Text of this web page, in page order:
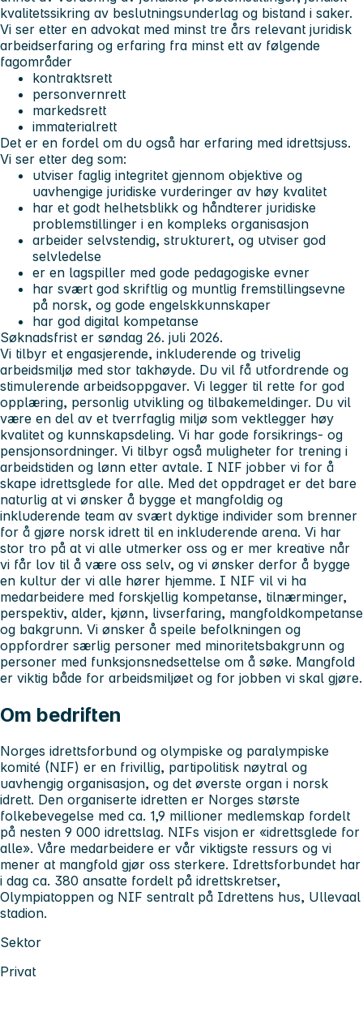
kvalitetssikring av beslutningsunderlag og bistand i saker.
Vi ser etter en advokat med minst tre års relevant juridisk
arbeidserfaring og erfaring fra minst ett av følgende
fagområder
kontraktsrett
personvernrett
markedsrett
immaterialrett
Det er en fordel om du også har erfaring med idrettsjuss.
Vi ser etter deg som:
utviser faglig integritet gjennom objektive og
uavhengige juridiske vurderinger av høy kvalitet
har et godt helhetsblikk og håndterer juridiske
problemstillinger i en kompleks organisasjon
arbeider selvstendig, strukturert, og utviser god
selvledelse
er en lagspiller med gode pedagogiske evner
har svært god skriftlig og muntlig fremstillingsevne
på norsk, og gode engelskkunnskaper
har god digital kompetanse
Søknadsfrist er søndag 26. juli 2026.
Vi tilbyr et engasjerende, inkluderende og trivelig
arbeidsmiljø med stor takhøyde. Du vil få utfordrende og
stimulerende arbeidsoppgaver. Vi legger til rette for god
opplæring, personlig utvikling og tilbakemeldinger. Du vil
være en del av et tverrfaglig miljø som vektlegger høy
kvalitet og kunnskapsdeling. Vi har gode forsikrings- og
pensjonsordninger. Vi tilbyr også muligheter for trening i
arbeidstiden og lønn etter avtale. I NIF jobber vi for å
skape idrettsglede for alle. Med det oppdraget er det bare
naturlig at vi ønsker å bygge et mangfoldig og
inkluderende team av svært dyktige individer som brenner
for å gjøre norsk idrett til en inkluderende arena. Vi har
stor tro på at vi alle utmerker oss og er mer kreative når
vi får lov til å være oss selv, og vi ønsker derfor å bygge
en kultur der vi alle hører hjemme. I NIF vil vi ha
medarbeidere med forskjellig kompetanse, tilnærminger,
perspektiv, alder, kjønn, livserfaring, mangfoldkompetanse
og bakgrunn. Vi ønsker å speile befolkningen og
oppfordrer særlig personer med minoritetsbakgrunn og
personer med funksjonsnedsettelse om å søke. Mangfold
er viktig både for arbeidsmiljøet og for jobben vi skal gjøre.
Om bedriften
Norges idrettsforbund og olympiske og paralympiske
komité (NIF) er en frivillig, partipolitisk nøytral og
uavhengig organisasjon, og det øverste organ i norsk
idrett. Den organiserte idretten er Norges største
folkebevegelse med ca. 1,9 millioner medlemskap fordelt
på nesten 9 000 idrettslag. NIFs visjon er «idrettsglede for
alle». Våre medarbeidere er vår viktigste ressurs og vi
mener at mangfold gjør oss sterkere. Idrettsforbundet har
i dag ca. 380 ansatte fordelt på idrettskretser,
Olympiatoppen og NIF sentralt på Idrettens hus, Ullevaal
stadion.
Sektor
Privat